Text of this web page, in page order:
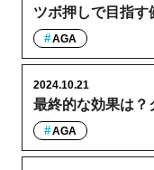
ツボ押しで目指す
AGA
最終的な効果は？
2024.10.21
AGA